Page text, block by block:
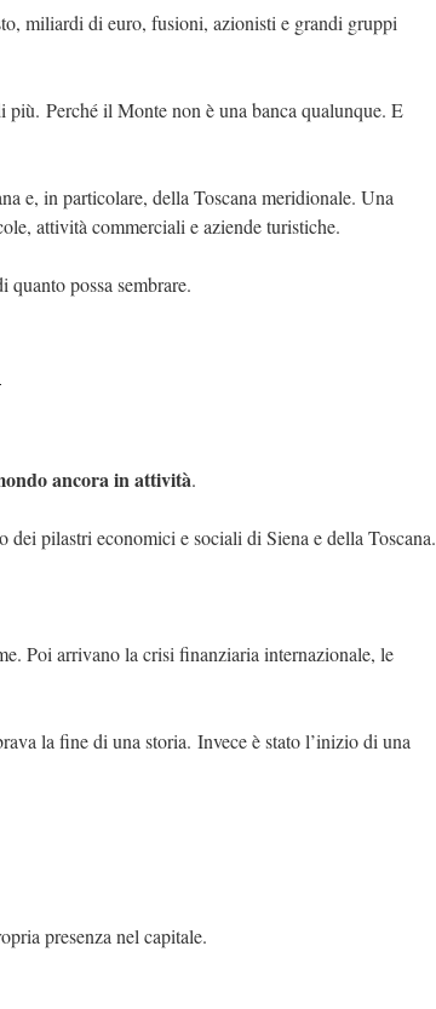
miliardi di euro, fusioni, azionisti e grandi gruppi
più. Perché il Monte non è una banca qualunque. E
e, in particolare, della Toscana meridionale. Una
attività commerciali e aziende turistiche.
possa sembrare.
ancora in attività.
pilastri economici e sociali di Siena e della Toscana.
Poi arrivano la crisi finanziaria internazionale, le
la fine di una storia. Invece è stato l’inizio di una
presenza nel capitale.